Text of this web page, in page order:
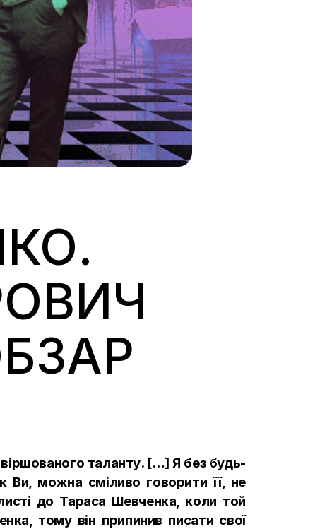
таланту. […] Я без будь-
можна сміливо говорити її, не
до Тараса Шевченка, коли той
тому він припинив писати свої